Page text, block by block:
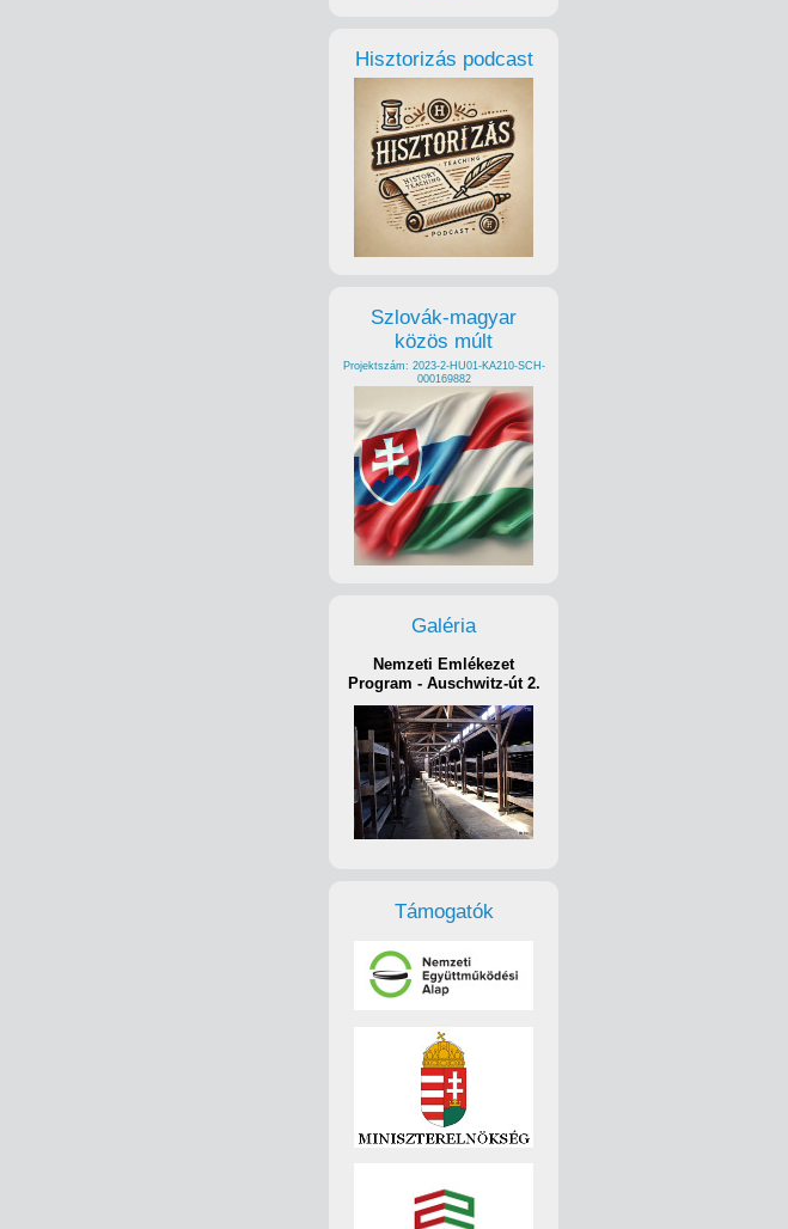
Hisztorizás podcast
Szlovák-magyar
közös múlt
Projektszám: 2023-2-HU01-KA210-SCH-
000169882
Galéria
Nemzeti Emlékezet
Program - Auschwitz-út 2.
Támogatók